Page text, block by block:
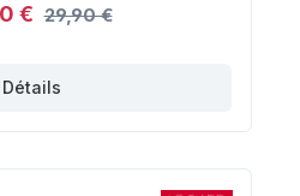
€ 29,90 €
Détails